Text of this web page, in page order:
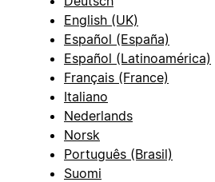
English (UK)
Español (España)
Español (Latinoamérica)
Français (France)
Italiano
Nederlands
Norsk
Português (Brasil)
Suomi